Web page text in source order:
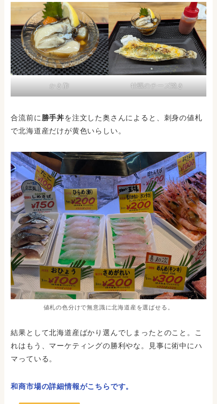
かき酢 牡蠣のチーズ焼き
合流前に 勝手丼を注文した奥さんによると、刺身の値札
で北海道産だけが黄色いらしい。
値札の色分けで無意識に北海道産を選ばせる。
結果として北海道産ばかり選んでしまったとのこと。こ
れはもう、マーケティングの勝利やな。見事に術中にハ
マっている。
和商市場の詳細情報がこちらです。